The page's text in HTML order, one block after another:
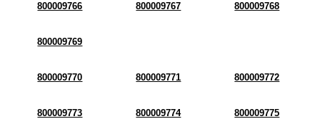
800009766 800009767 800009768
800009769
800009770 800009771 800009772
800009773 800009774 800009775